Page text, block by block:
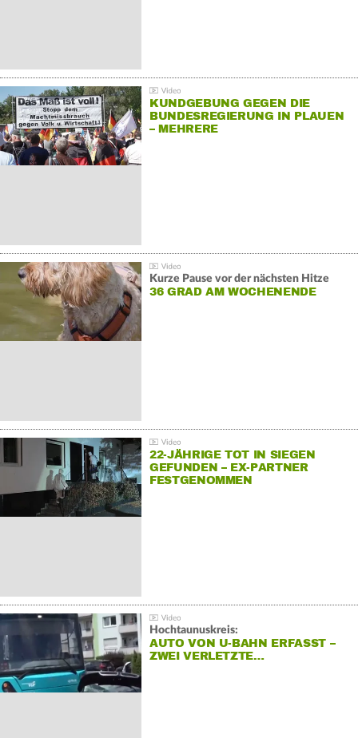
KUNDGEBUNG GEGEN DIE
BUNDESREGIERUNG IN PLAUEN
– MEHRERE
Kurze Pause vor der nächsten Hitze
36 GRAD AM WOCHENENDE
22-JÄHRIGE TOT IN SIEGEN
GEFUNDEN – EX-PARTNER
FESTGENOMMEN
Hochtaunuskreis:
AUTO VON U-BAHN ERFASST –
ZWEI VERLETZTE…